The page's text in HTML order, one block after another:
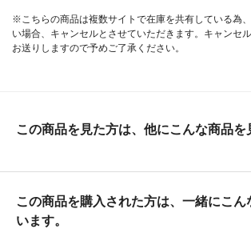
※こちらの商品は複数サイトで在庫を共有している為
い場合、キャンセルとさせていただきます。キャンセ
お送りしますので予めご了承ください。
この商品を見た方は、他にこんな商品を
この商品を購入された方は、一緒にこん
います。